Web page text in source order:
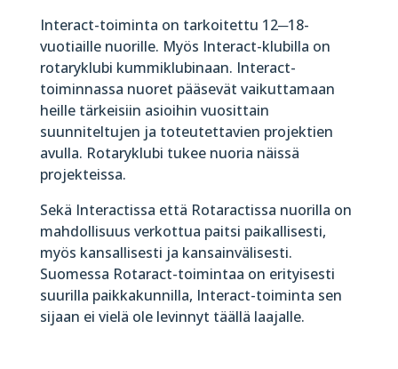
Interact-toiminta on tarkoitettu 12─18-
vuotiaille nuorille. Myös Interact-klubilla on
rotaryklubi kummiklubinaan. Interact-
toiminnassa nuoret pääsevät vaikuttamaan
heille tärkeisiin asioihin vuosittain
suunniteltujen ja toteutettavien projektien
avulla. Rotaryklubi tukee nuoria näissä
projekteissa.
Sekä Interactissa että Rotaractissa nuorilla on
mahdollisuus verkottua paitsi paikallisesti,
myös kansallisesti ja kansainvälisesti.
Suomessa Rotaract-toimintaa on erityisesti
suurilla paikkakunnilla, Interact-toiminta sen
sijaan ei vielä ole levinnyt täällä laajalle.